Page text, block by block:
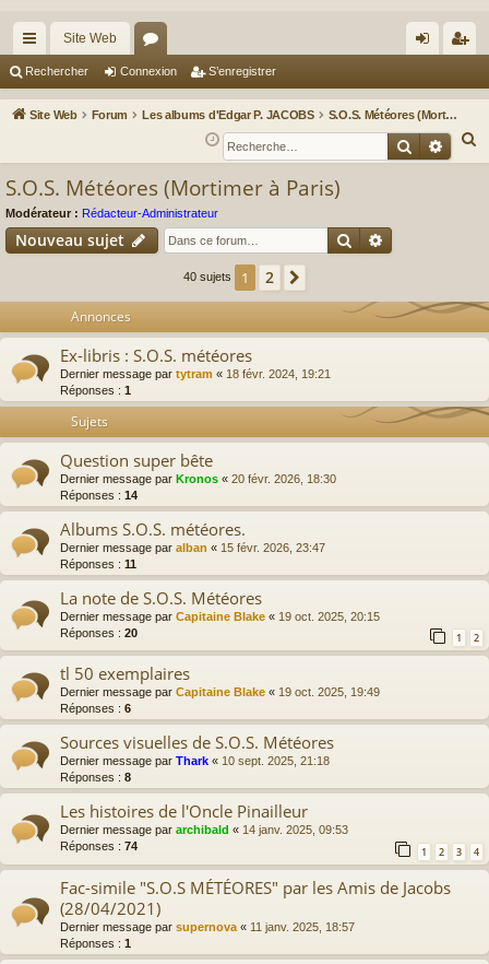
cc
ès
Site Web
or
u ne
xi
nr
eg
Rechercher Connexion S’enregistrer
Site Web Forum Les albums d'Edgar P. JACOBS
S.O.S. Météores (Mortimer à Paris)
e
h
e
S.O.S. Météores (Mortimer à Paris)
Modérateur : Rédacteur-Administrateur
Nouveau sujet Rechercher
40 sujets 1 2
Annonces
Ex-libris : S.O.S. météores
Dernier message par tytram « 18 févr. 2024, 19:21
Réponses : 1
Sujets
Question super bête
Dernier message par Kronos « 20 févr. 2026, 18:30
Réponses : 14
Albums S.O.S. météores.
Dernier message par alban « 15 févr. 2026, 23:47
Réponses : 11
La note de S.O.S. Météores
Dernier message par Capitaine Blake « 19 oct. 2025, 20:15
Réponses : 20 1 2
tl 50 exemplaires
Dernier message par Capitaine Blake « 19 oct. 2025, 19:49
Réponses : 6
Sources visuelles de S.O.S. Météores
Dernier message par Thark « 10 sept. 2025, 21:18
Réponses : 8
Les histoires de l'Oncle Pinailleur
Dernier message par archibald « 14 janv. 2025, 09:53
Réponses : 74 1 2 3 4
Fac-simile "S.O.S MÉTÉORES" par les Amis de Jacobs
(28/04/2021)
Dernier message par supernova « 11 janv. 2025, 18:57
Réponses : 1